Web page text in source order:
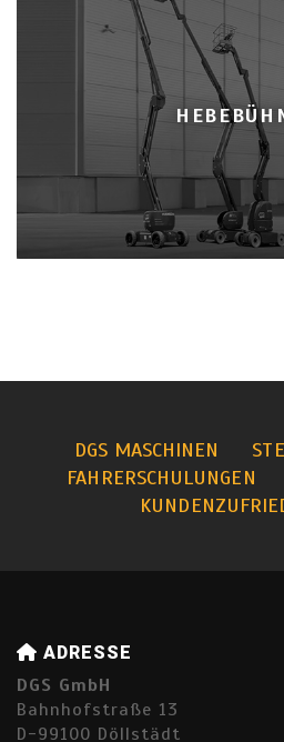
DGS MASCHINEN
FAHRERSCHULUNGEN
ADRESSE
DGS GmbH
Bahnhofstraße 13
D-99100 Döllstädt